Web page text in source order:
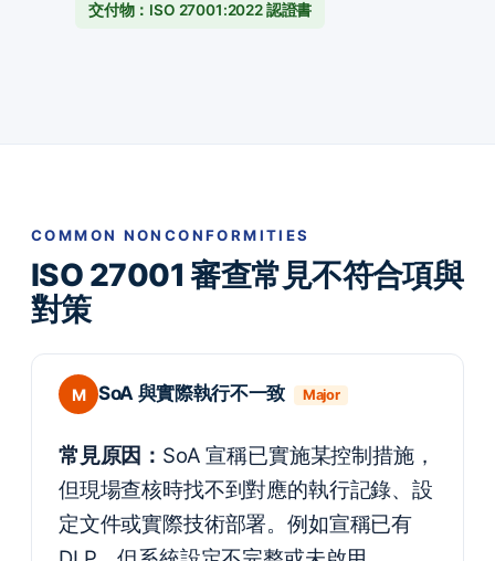
交付物：ISO 27001:2022 認證書
COMMON NONCONFORMITIES
ISO 27001 審查常見不符合項與
對策
M SoA 與實際執行不一致 Major
常見原因： SoA 宣稱已實施某控制措施，
但現場查核時找不到對應的執行記錄、設
定文件或實際技術部署。例如宣稱已有